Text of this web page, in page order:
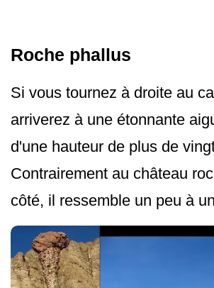
Roche phallus
Si vous tournez à droite au
arriverez à une étonnante
d'une hauteur de plus de
Contrairement au château
côté, il ressemble un peu à